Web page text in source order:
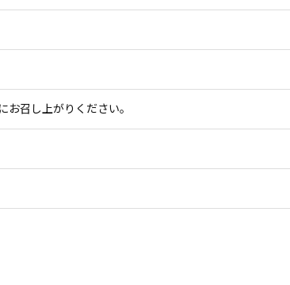
お召し上がりください。